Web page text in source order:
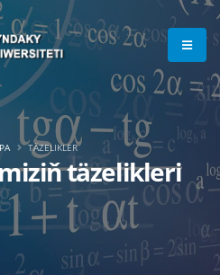
täzelikleri
TÄZELIKLER